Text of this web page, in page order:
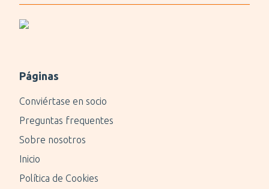
Páginas
Conviértase en socio
Preguntas frequentes
Sobre nosotros
Inicio
Política de Cookies